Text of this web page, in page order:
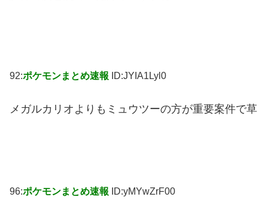
92:ポケモンまとめ速報 ID:JYIA1Lyl0
メガルカリオよりもミュウツーの方が重要案件で草
96:ポケモンまとめ速報 ID:yMYwZrF00